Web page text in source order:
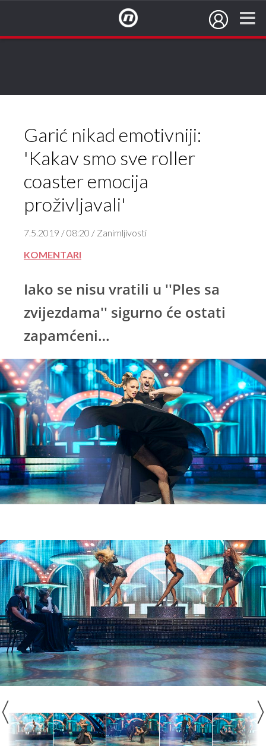
Garić nikad emotivniji:
'Kakav smo sve roller
coaster emocija
proživljavali'
7.5.2019 / 08:20 / Zanimljivosti
KOMENTARI
Iako se nisu vratili u ''Ples sa
zvijezdama'' sigurno će ostati
zapamćeni…